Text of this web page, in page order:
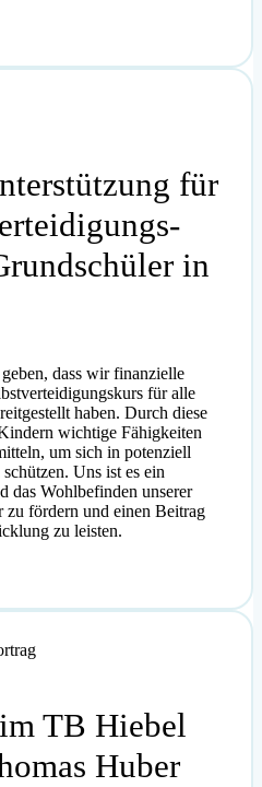
für
in
dass wir finanzielle
für alle
haben. Durch diese
wichtige Fähigkeiten
um sich in potenziell
Uns ist es ein
das Wohlbefinden unserer
zu fördern und einen Beitrag
zu leisten.
TB Hiebel
Huber